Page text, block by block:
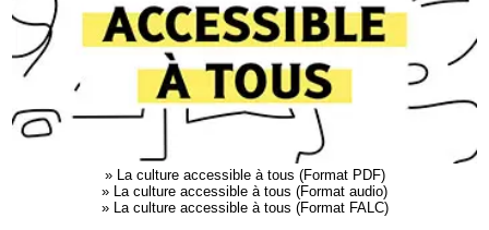
»
La culture accessible à tous (Format PDF)
»
La culture accessible à tous (Format audio)
»
La culture accessible à tous (Format FALC)